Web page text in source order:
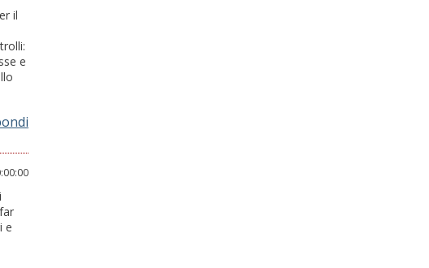
il
e
e